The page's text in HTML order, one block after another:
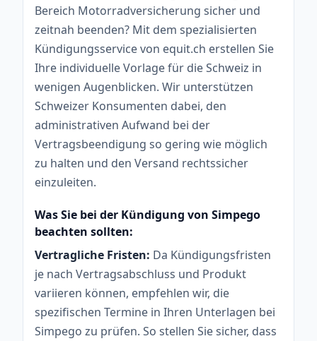
Bereich Motorradversicherung sicher und
zeitnah beenden? Mit dem spezialisierten
Kündigungsservice von equit.ch erstellen Sie
Ihre individuelle Vorlage für die Schweiz in
wenigen Augenblicken. Wir unterstützen
Schweizer Konsumenten dabei, den
administrativen Aufwand bei der
Vertragsbeendigung so gering wie möglich
zu halten und den Versand rechtssicher
einzuleiten.
Was Sie bei der Kündigung von Simpego
beachten sollten:
Vertragliche Fristen: Da Kündigungsfristen
je nach Vertragsabschluss und Produkt
variieren können, empfehlen wir, die
spezifischen Termine in Ihren Unterlagen bei
Simpego zu prüfen. So stellen Sie sicher, dass